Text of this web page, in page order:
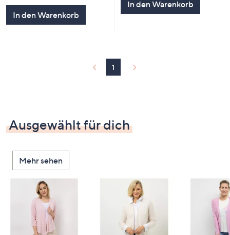
In den Warenkorb
In den Warenkorb
1
Ausgewählt für dich
Mehr sehen